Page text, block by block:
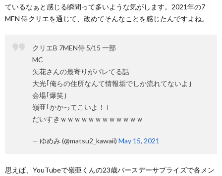
ているなぁと感じる瞬間って多いような気がします。2021年の7
MEN 侍クリエを通じて、改めてそんなことを感じたんですよね。
クリエB 7MEN侍 5/15 一部
MC
矢花さんの最寄りがバレてる話
大光｢俺らの住所なんて情報垢でしか流れてないよ｣
会場｢爆笑｣
嶺亜｢かかってこいよ！｣
だいすきｗｗｗｗｗｗｗｗｗｗｗｗ
— ゆめみ (@matsu2_kawaii) May 15, 2021
思えば、YouTubeで嶺亜くんの23歳バースデーサプライズで各メン